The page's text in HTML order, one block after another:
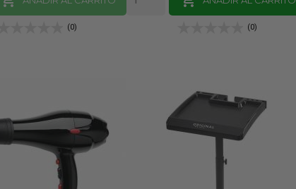
(0) (0)